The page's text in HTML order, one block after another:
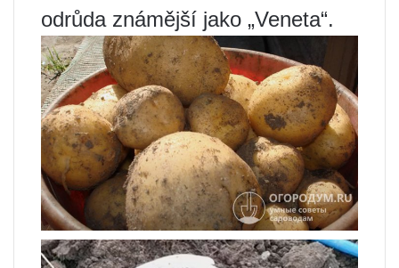
odrůda známější jako „Veneta“.